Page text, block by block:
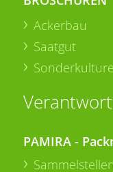
Ackerbau
Saatgut
PAMIRA -